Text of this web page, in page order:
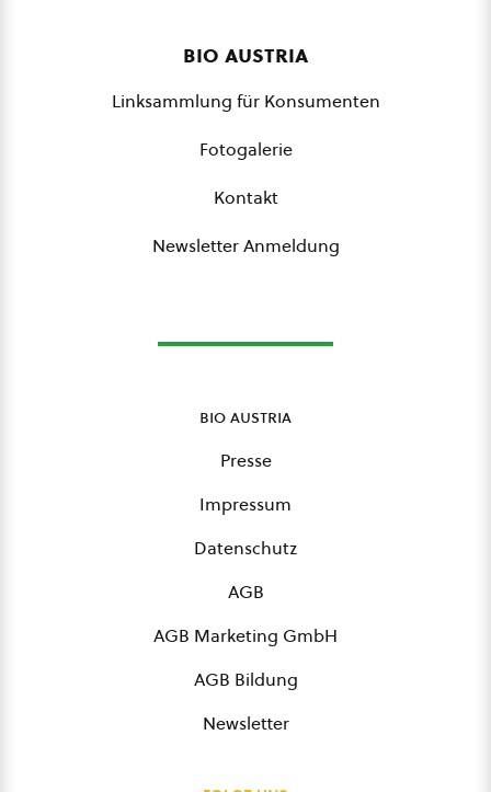
bio austria
Linksammlung für Konsumenten
Fotogalerie
Kontakt
Newsletter Anmeldung
bio austria
Presse
Impressum
Datenschutz
AGB
AGB Marketing GmbH
AGB Bildung
Newsletter